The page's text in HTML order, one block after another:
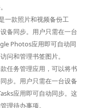
一款照片和视频备份工
备同步。用户只需在一台
Photos应用即可自动同
问和管理书签图片。
任务管理应用，可以将书
步。用户只需在一台设备
应用即可自动同步。这
理待办事项。